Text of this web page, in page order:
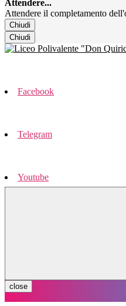
Attendere...
Attendere il completamento
Chiudi
Chiudi
Facebook
Telegram
Youtube
close